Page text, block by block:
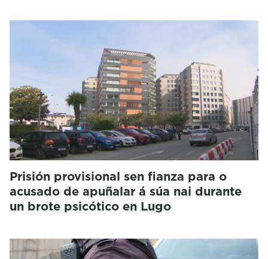
Prisión provisional sen fianza para o
acusado de apuñalar á súa nai durante
un brote psicótico en Lugo